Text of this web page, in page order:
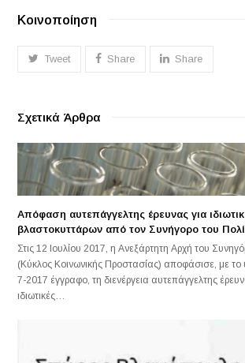
Κοινοποίηση
Tweet Share Share
Σχετικά Άρθρα
Απόφαση αυτεπάγγελτης έρευνας για
βλαστοκυττάρων από τον Συνήγορο του
Στις 12 Ιουλίου 2017, η Ανεξάρτητη Αρχή του
(Κύκλος Κοινωνικής Προστασίας) αποφάσισε, με
7-2017 έγγραφο, τη διενέργεια αυτεπάγγελτης
ιδιωτικές…